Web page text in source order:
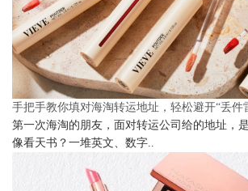
手把手教你填对海淘转运地址，轻松避开“丢件
第一次海淘的朋友，面对转运公司给的地址，
像看天书？一堆英文、数字..